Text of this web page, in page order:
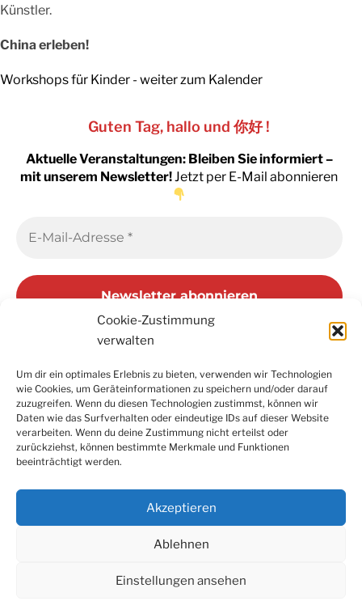
Cookie-Zustimmung
verwalten
Um dir ein optimales Erlebnis zu bieten, verwenden wir Technologien
wie Cookies, um Geräteinformationen zu speichern und/oder darauf
zuzugreifen. Wenn du diesen Technologien zustimmst, können wir
Daten wie das Surfverhalten oder eindeutige IDs auf dieser Website
verarbeiten. Wenn du deine Zustimmung nicht erteilst oder
zurückziehst, können bestimmte Merkmale und Funktionen
beeinträchtigt werden.
Akzeptieren
Ablehnen
Einstellungen ansehen
Künstler.
China erleben!
Workshops für Kinder - weiter zum Kalender
Guten Tag, hallo und你好!
Aktuelle Veranstaltungen: Bleiben Sie informiert –
mit unserem Newsletter!Jetzt per E-Mail abonnieren
Facebook Instagram LinkedIn
YouTube
Newsletter
© 2022 Konfuzius-Institut Metropole Ruhr